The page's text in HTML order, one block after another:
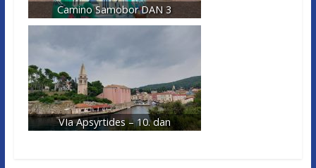
Camino Samobor DAN 3
VIa Apsyrtides – 10. dan